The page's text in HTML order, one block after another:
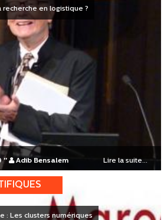
recherche en logistique ?
" Adib Bensalem Lire la suite...
: Les clusters numériques